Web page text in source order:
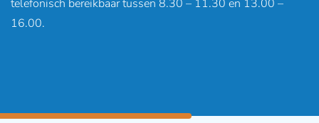
telefonisch bereikbaar tussen 8.30 – 11.30 en 13.00 –
16.00.